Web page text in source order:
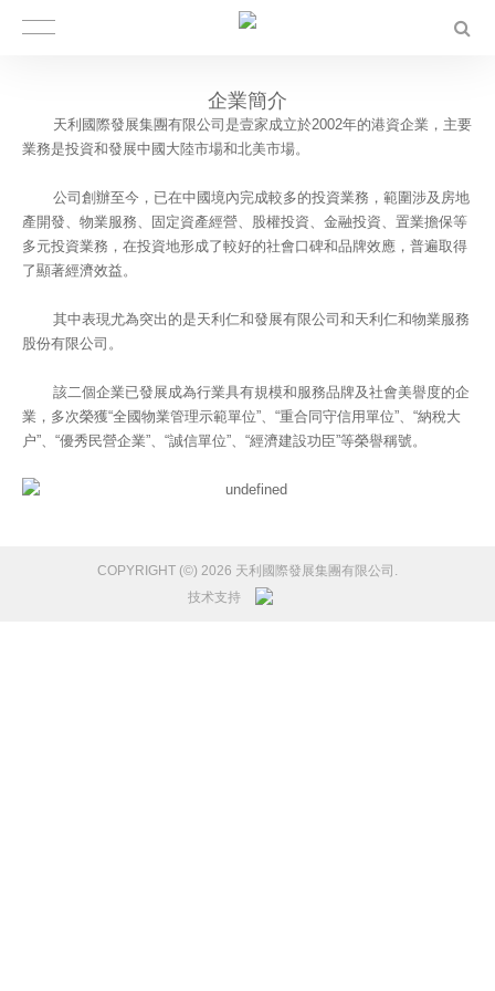
企業簡介
天利國際發展集團有限公司是壹家成立於2002年的港資企業，主要
業務是投資和發展中國大陸市場和北美市場。
公司創辦至今，已在中國境內完成較多的投資業務，範圍涉及房地
產開發、物業服務、固定資產經營、股權投資、金融投資、置業擔保等
多元投資業務，在投資地形成了較好的社會口碑和品牌效應，普遍取得
了顯著經濟效益。
其中表現尤為突出的是天利仁和發展有限公司和天利仁和物業服務
股份有限公司。
該二個企業已發展成為行業具有規模和服務品牌及社會美譽度的企
業，多次榮獲“全國物業管理示範單位”、“重合同守信用單位”、“納稅大
户”、“優秀民營企業”、“誠信單位”、“經濟建設功臣”等榮譽稱號。
COPYRIGHT (©) 2026 天利國際發展集團有限公司.
技术支持